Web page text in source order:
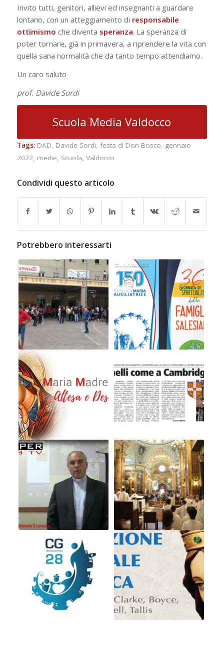
Invito tutti, genitori, allievi ed insegnanti a guardare
lontano, con un atteggiamento di responsabile
ottimismo che diventa speranza. La speranza di
poter tornare, già in primavera, a riprendere la vita con
quella sana normalità che da tanto tempo attendiamo.
Un caro saluto
prof. Davide Sordi
Scuola Media Valdocco
Tags: DAD, Davide Sordi, festa di Don Bosco, gennaio
2022, medie, Scuola, Valdocco
Condividi questo articolo
Potrebbero interessarti